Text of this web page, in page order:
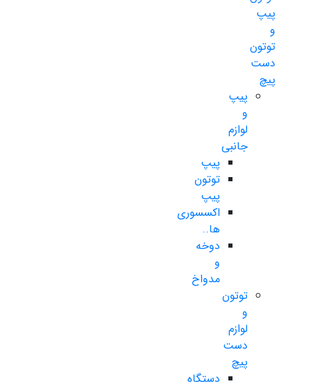
پیپ
و
توتون
دست
پیچ
پیپ
و
لوازم
جانبی
پیپ
توتون
پیپ
اکسسوری
ها..
دوخه
و
مدواخ
توتون
و
لوازم
دست
پیچ
دستگاه